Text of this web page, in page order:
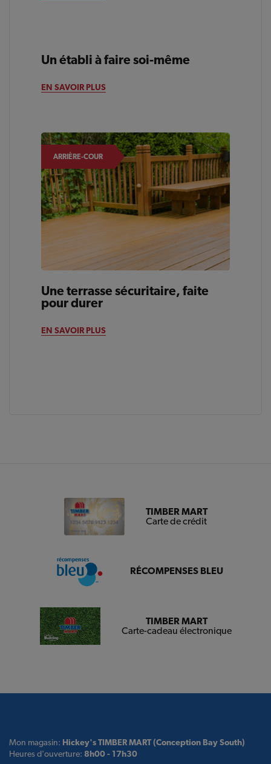
ARRIÈRE-COUR
Un établi à faire soi-même
EN SAVOIR PLUS
ARRIÈRE-COUR
Une terrasse sécuritaire, faite
pour durer
EN SAVOIR PLUS
TIMBER MART
Carte de crédit
RÉCOMPENSES BLEU
TIMBER MART
Carte-cadeau électronique
Mon magasin: Hickey's TIMBER MART (Conception Bay South)
Heures d'ouverture: 8h00 - 17h30